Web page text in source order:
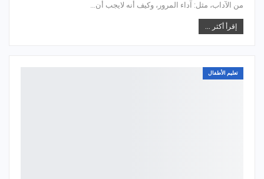
من الآداب، مثل: آداء المرور، وكيف أنه لايجب أن…
إقرأ أكثر ...
تعليم الأطفال